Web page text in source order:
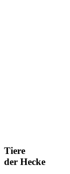
Tiere
der Hecke